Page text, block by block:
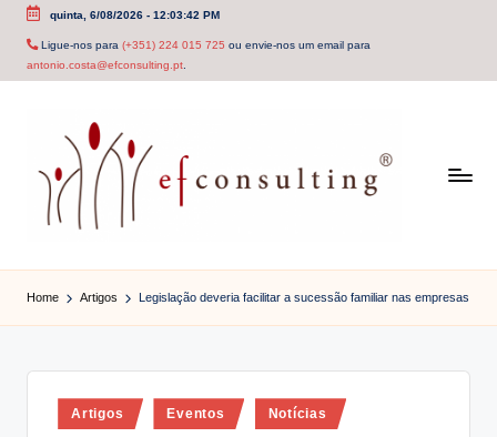
Skip
quinta, 6/08/2026- 12:03:42 PM
Ligue-nos para (+351) 224 015 725 ou envie-nos um email para
antonio.costa@efconsulting.pt.
f
c
o
Home Artigos Legislação deveria facilitar a sucessão familiar nas empresas
Posted
in
Artigos Eventos Notícias